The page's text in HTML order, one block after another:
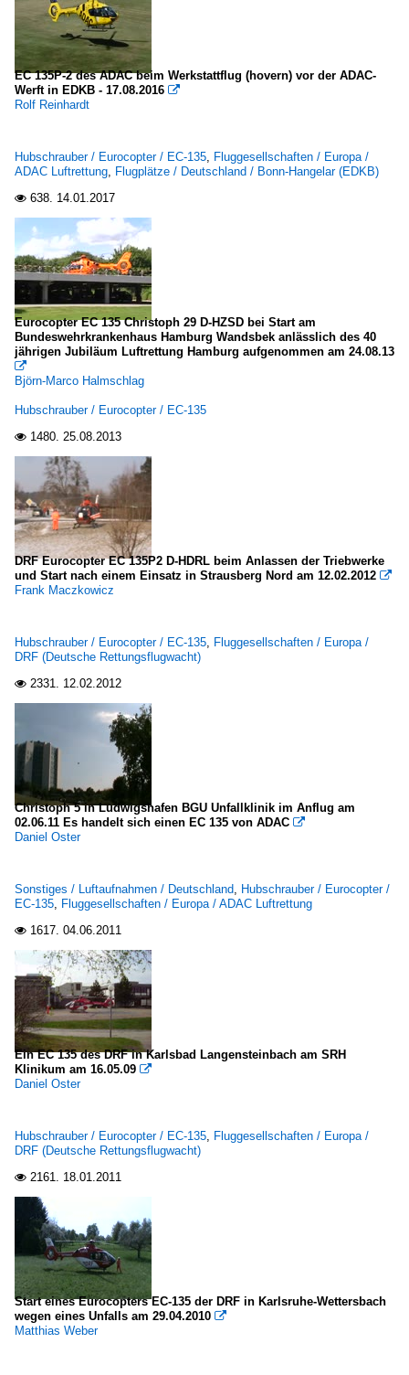
EC 135P-2 des ADAC beim Werkstattflug (hovern) vor der ADAC-
Werft in EDKB - 17.08.2016 
Rolf Reinhardt
Hubschrauber / Eurocopter / EC-135, Fluggesellschaften / Europa /
ADAC Luftrettung, Flugplätze / Deutschland / Bonn-Hangelar (EDKB)
 638. 14.01.2017
Eurocopter EC 135 Christoph 29 D-HZSD bei Start am
Bundeswehrkrankenhaus Hamburg Wandsbek anlässlich des 40
jährigen Jubiläum Luftrettung Hamburg aufgenommen am 24.08.13

Björn-Marco Halmschlag
Hubschrauber / Eurocopter / EC-135
 1480. 25.08.2013
DRF Eurocopter EC 135P2 D-HDRL beim Anlassen der Triebwerke
und Start nach einem Einsatz in Strausberg Nord am 12.02.2012 
Frank Maczkowicz
Hubschrauber / Eurocopter / EC-135, Fluggesellschaften / Europa /
DRF (Deutsche Rettungsflugwacht)
 2331. 12.02.2012
Christoph 5 in Ludwigshafen BGU Unfallklinik im Anflug am
02.06.11 Es handelt sich einen EC 135 von ADAC 
Daniel Oster
Sonstiges / Luftaufnahmen / Deutschland, Hubschrauber / Eurocopter /
EC-135, Fluggesellschaften / Europa / ADAC Luftrettung
 1617. 04.06.2011
Ein EC 135 des DRF in Karlsbad Langensteinbach am SRH
Klinikum am 16.05.09 
Daniel Oster
Hubschrauber / Eurocopter / EC-135, Fluggesellschaften / Europa /
DRF (Deutsche Rettungsflugwacht)
 2161. 18.01.2011
Start eines Eurocopters EC-135 der DRF in Karlsruhe-Wettersbach
wegen eines Unfalls am 29.04.2010 
Matthias Weber